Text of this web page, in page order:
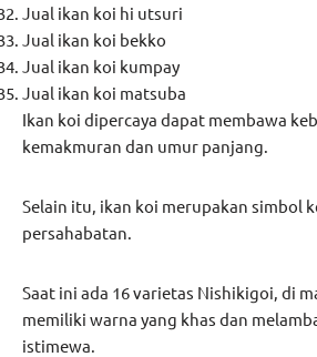
Jual ikan koi hi utsuri
Jual ikan koi bekko
Jual ikan koi kumpay
Jual ikan koi matsuba
Ikan koi dipercaya dapat membawa
kemakmuran dan umur panjang.
Selain itu, ikan koi merupakan simbol
persahabatan.
Saat ini ada 16 varietas Nishikigoi, di
memiliki warna yang khas dan
istimewa.